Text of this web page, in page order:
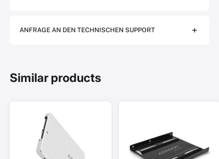
ANFRAGE AN DEN TECHNISCHEN SUPPORT
Similar products